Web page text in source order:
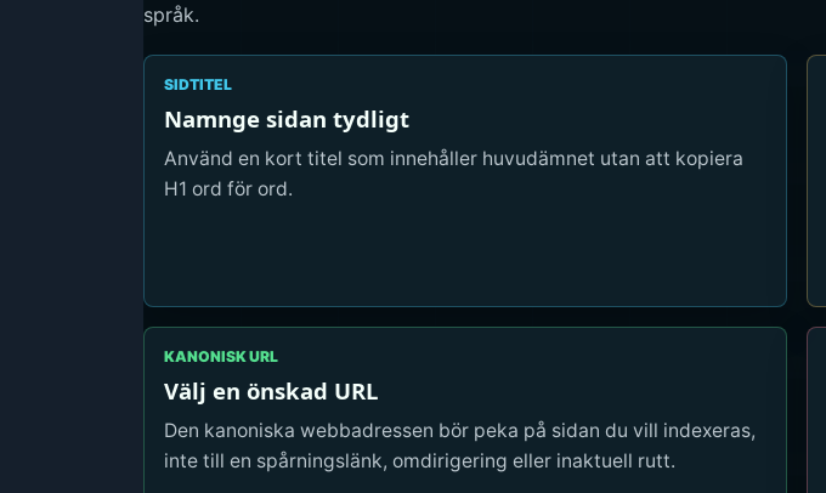
språk.
SIDTITEL
Namnge sidan tydligt
Använd en kort titel som innehåller huvudämnet utan att kopiera
H1 ord för ord.
KANONISK URL
Välj en önskad URL
Den kanoniska webbadressen bör peka på sidan du vill indexeras,
inte till en spårningslänk, omdirigering eller inaktuell rutt.